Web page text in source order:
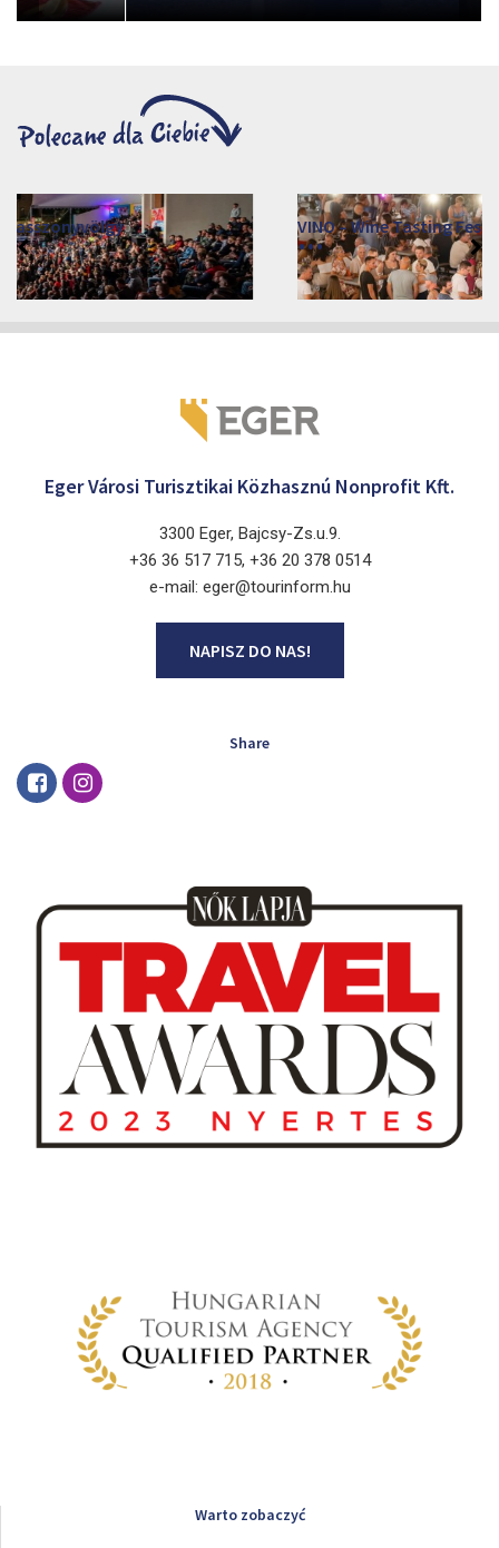
VINO – Wine Tasting Festival in Eger 2026
2026. sierpień 12 - 17.
Eger 3300, Dobó István tér
Eger Városi Turisztikai Közhasznú Nonprofit Kft.
3300 Eger, Bajcsy-Zs.u.9.
+36 36 517 715, +36 20 378 0514
e-mail: eger@tourinform.hu
NAPISZ DO NAS!
Share
Warto zobaczyć